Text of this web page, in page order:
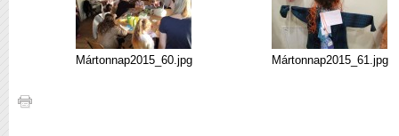
Mártonnap2015_60.jpg Mártonnap2015_61.jpg